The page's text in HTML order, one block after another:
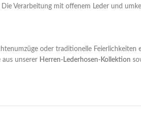
Verarbeitung mit offenem Leder und
oder traditionelle
unserer Herren-Lederhosen-Kollektion